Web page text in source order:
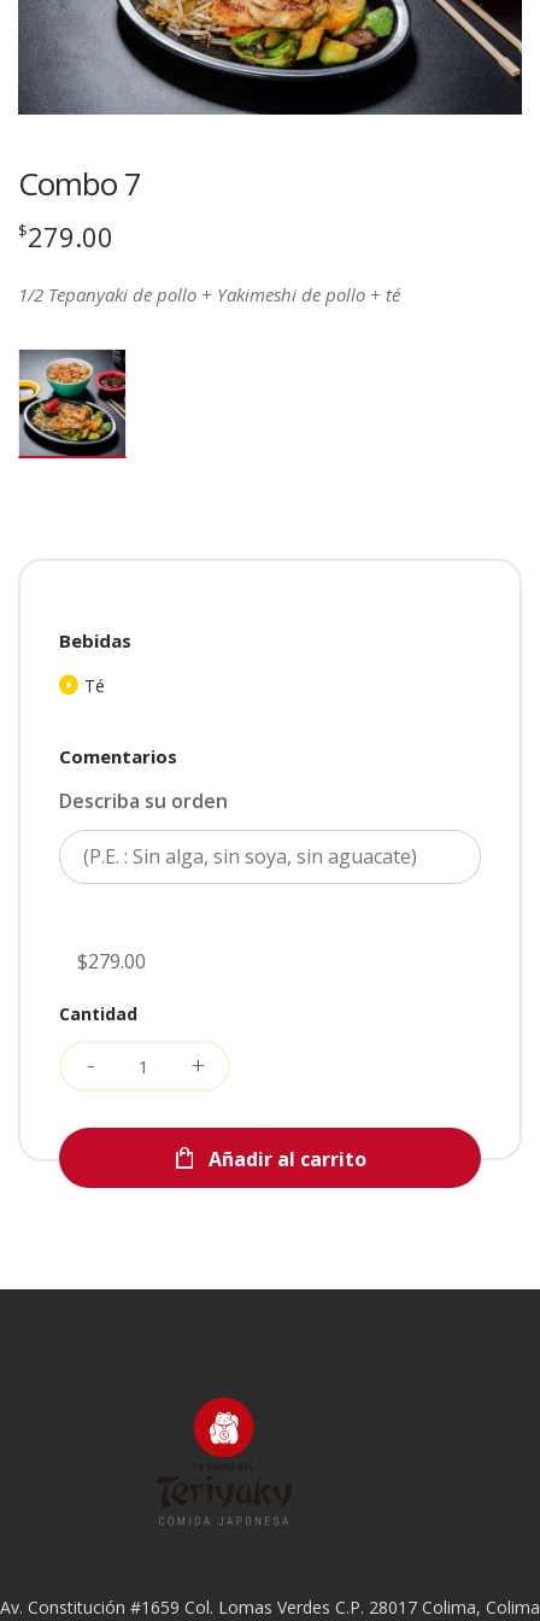
Combo 7
$279.00
1/2 Tepanyaki de pollo + Yakimeshi de pollo + té
Bebidas
Té
Comentarios
Describa su orden
$279.00
Cantidad
Añadir al carrito
Av. Constitución #1659 Col. Lomas Verdes C.P. 28017 Colima, Colima